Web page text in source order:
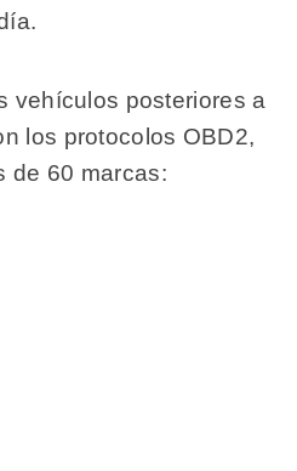
vehículos posteriores a
los protocolos OBD2,
de 60 marcas: